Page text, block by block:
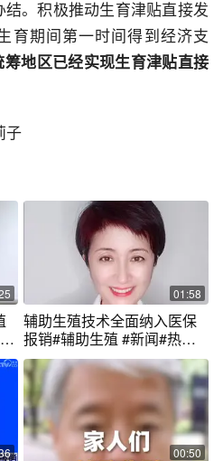
。积极推动生育津贴直接发
育期间第一时间得到经济支
筹地区已经实现生育津贴直接
子
01:58
辅助生殖技术全面纳入医保
报销#辅助生殖 #新闻#热点#
民生
00:50